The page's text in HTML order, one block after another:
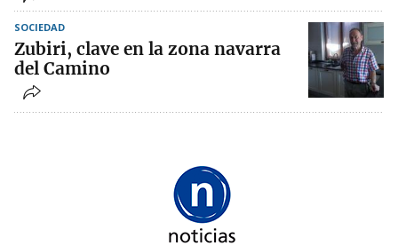
SOCIEDAD
Zubiri, clave en la zona navarra
del Camino